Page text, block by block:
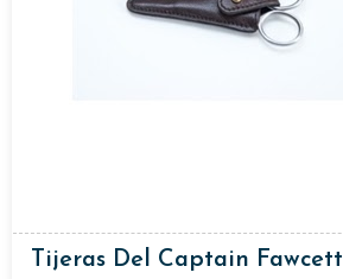
Tijeras Del Captain Fawcett